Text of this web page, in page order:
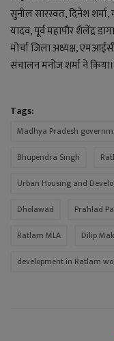
सुनील सारस्वत, दिनेश शर्मा,
यादव, पूर्व महापौर शैलेंद्र
मोर्चा जिला अध्यक्ष,
संचालन मनोज शर्मा ने
Tags:
Madhya Pradesh
Bhupendra Singh
Urban Housing and
Dholawad
Prahlad
Ratlam MLA
Dilip
development in Ratlam